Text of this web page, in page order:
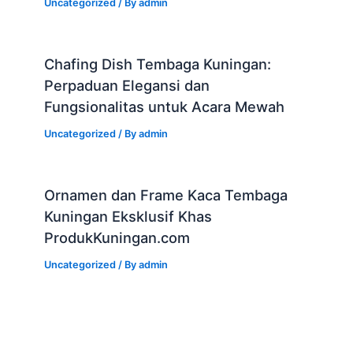
Uncategorized / Byadmin
Chafing Dish Tembaga Kuningan:
Perpaduan Elegansi dan
Fungsionalitas untuk Acara Mewah
Uncategorized / Byadmin
Ornamen dan Frame Kaca Tembaga
Kuningan Eksklusif Khas
ProdukKuningan.com
Uncategorized / Byadmin